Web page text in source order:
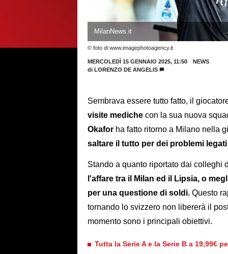
MilanNews.it
© foto di www.imagephotoagency.it
MERCOLEDÌ 15 GENNAIO 2025, 11:50
NEWS
di LORENZO DE ANGELIS
Sembrava essere tutto fatto, il
visite mediche con la sua nuova
Okafor ha fatto ritorno a Milano nella
saltare il tutto per dei problemi
Stando a quanto riportato dai colleghi
l'affare tra il Milan ed il Lipsia, o
per una questione di soldi. Questo
tornando lo svizzero non libererà il
momento sono i principali obiettivi.
Tutta la Serie A e la Serie B a 19,99€